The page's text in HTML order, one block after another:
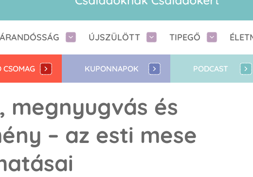
ÚJSZÜLÖTT TIPEGŐ
CSOMAG KUPONNAPOK PODCAST
megnyugvás és
– az esti mese